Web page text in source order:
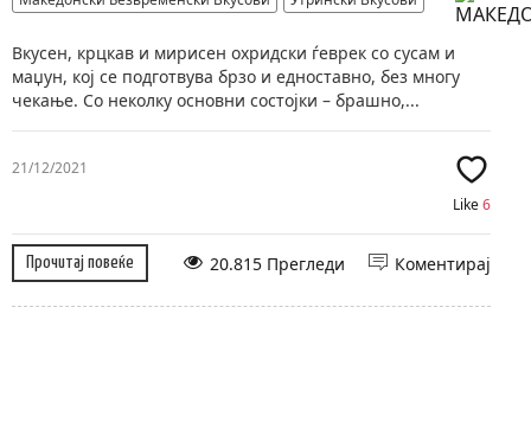
Вкусен, крцкав и мирисен охридски ѓеврек со сусам и
маџун, кој се подготвува брзо и едноставно, без многу
чекање. Со неколку основни состојки – брашно,...
21/12/2021
Like6
Прочитај повеќе Коментирај
20.815 Прегледи